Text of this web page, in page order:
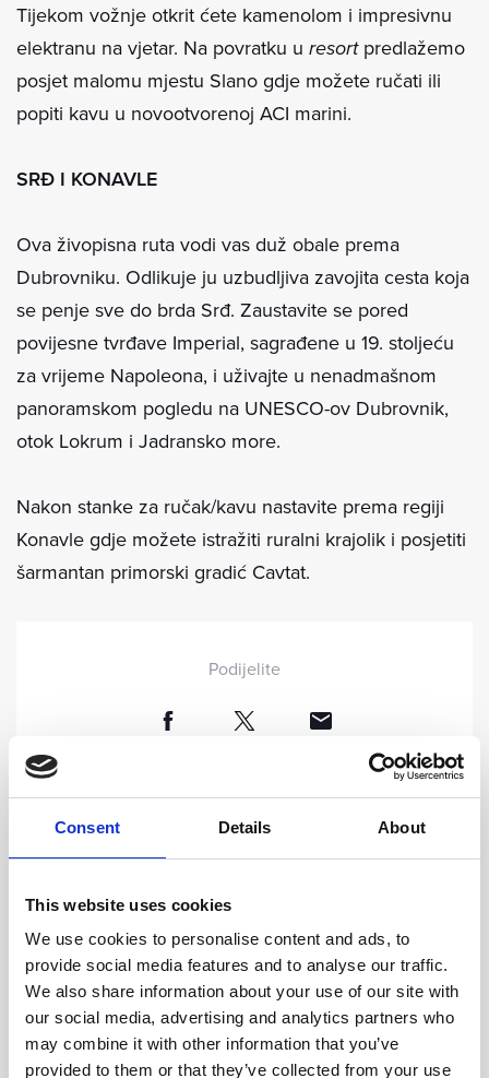
Consent Details About
This website uses cookies
We use cookies to personalise content and ads, to
provide social media features and to analyse our traffic.
We also share information about your use of our site with
our social media, advertising and analytics partners who
may combine it with other information that you’ve
provided to them or that they’ve collected from your use
Tijekom vožnje otkrit ćete kamenolom i impresivnu
elektranu na vjetar. Na povratku u resortpredlažemo
posjet malomu mjestu Slano gdje možete ručati ili
popiti kavu u novootvorenoj ACI marini.
SRĐ I KONAVLE
Ova živopisna ruta vodi vas duž obale prema
Dubrovniku. Odlikuje ju uzbudljiva zavojita cesta koja
se penje sve do brda Srđ. Zaustavite se pored
povijesne tvrđave Imperial, sagrađene u 19. stoljeću
za vrijeme Napoleona, i uživajte u nenadmašnom
panoramskom pogledu na UNESCO-ov Dubrovnik,
otok Lokrum i Jadransko more.
Nakon stanke za ručak/kavu nastavite prema regiji
Konavle gdje možete istražiti ruralni krajolik i posjetiti
šarmantan primorski gradić Cavtat.
Podijelite
MOŽDA ĆE VAS ZANIMATI